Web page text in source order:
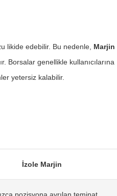
likide edebilir. Bu nedenle, Marjin
Borsalar genellikle kullanıcılarına
yetersiz kalabilir.
İzole Marjin